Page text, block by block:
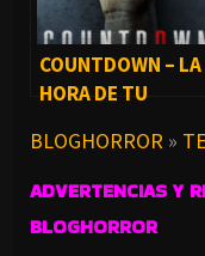
COUNTDOWN – LA
HORA DE TU
BLOGHORROR »
ADVERTENCIAS Y
BLOGHORROR